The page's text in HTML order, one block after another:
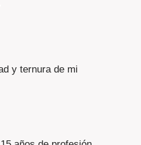
y ternura de mi